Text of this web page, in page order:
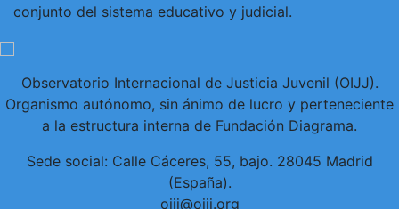
conjunto del sistema educativo y judicial.
Observatorio Internacional de Justicia Juvenil (OIJJ).
Organismo autónomo, sin ánimo de lucro y perteneciente
a la estructura interna de Fundación Diagrama.
Sede social: Calle Cáceres, 55, bajo. 28045 Madrid
(España).
oijj@oijj.org